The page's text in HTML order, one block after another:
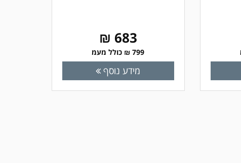
683 ₪
799 ₪ כולל מעמ
מידע נוסף